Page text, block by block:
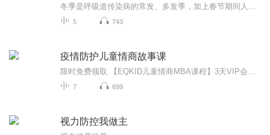
5 743
疫情防护儿童情商故事课
7 699
视力防控我做主